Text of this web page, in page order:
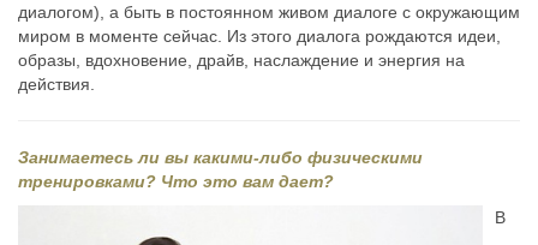
диалогом), а быть в постоянном живом диалоге с окружающим
миром в моменте сейчас. Из этого диалога рождаются идеи,
образы, вдохновение, драйв, наслаждение и энергия на
действия.
Занимаетесь ли вы какими-либо физическими
тренировками? Что это вам дает?
В